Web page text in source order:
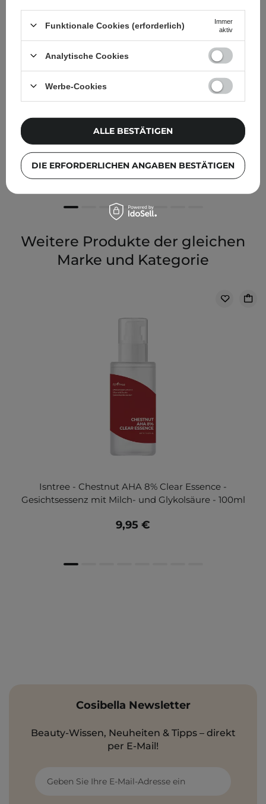
Ministerstwo Dobrego Mydła - Pflaumenkernöl - 30ml
7,99 €
Weitere Produkte der gleichen
Marke und Kategorie
Isntree - Chestnut AHA 8% Clear Essence -
Gesichtsessenz mit Milch- und Glykolsäure - 100ml
9,95 €
Cosibella Newsletter
Beauty-Wissen, Neuheiten & Tipps – direkt
per E-Mail!
Geben Sie Ihre E-Mail-Adresse ein
Funktionale Cookies (erforderlich)
Immer
aktiv
Analytische Cookies
Werbe-Cookies
DIE ERFORDERLICHEN ANGABEN BESTÄTIGEN
ALLE BESTÄTIGEN